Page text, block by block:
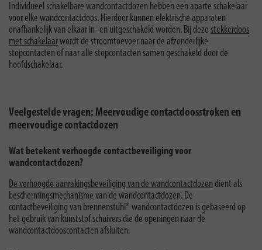
Individueel schakelbare wandcontactdozen hebben een aparte schakelaar
voor elke wandcontactdoos. Hierdoor kunnen elektrische apparaten
onafhankelijk van elkaar in- en uitgeschakeld worden. Bij deze stekkerdoos
met schakelaarwordt de stroomtoevoer naar de afzonderlijke
stopcontacten of naar alle stopcontacten samen geschakeld door de
hoofdschakelaar.
Veelgestelde vragen: Meervoudige contactdoosstroken en
meervoudige contactdozen
Wat betekent verhoogde contactbeveiliging voor
wandcontactdozen?
De verhoogde aanrakingsbeveiliging van de wandcontactdozen dient als
beschermingsmechanisme van de wandcontactdozen. De
contactbeveiliging van brennenstuhl® wandcontactdozen is gebaseerd op
het gebruik van kunststof schuivers die de openingen naar de
wandcontactdooscontacten afsluiten.